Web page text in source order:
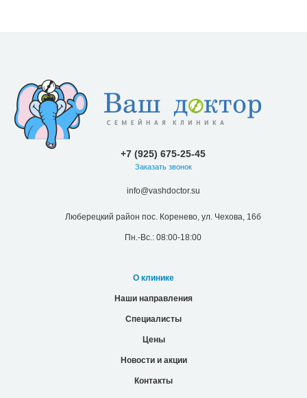
+7 (925) 675-25-45
Заказать звонок
info@vashdoctor.su
Люберецкий район пос. Коренево, ул. Чехова, 16б
Пн.-Вс.: 08:00-18:00
О клинике
Наши направления
Специалисты
Цены
Новости и акции
Контакты